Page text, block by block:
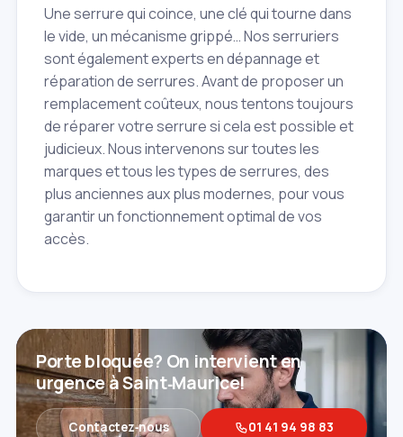
Une serrure qui coince, une clé qui tourne dans
le vide, un mécanisme grippé… Nos serruriers
sont également experts en dépannage et
réparation de serrures. Avant de proposer un
remplacement coûteux, nous tentons toujours
de réparer votre serrure si cela est possible et
judicieux. Nous intervenons sur toutes les
marques et tous les types de serrures, des
plus anciennes aux plus modernes, pour vous
garantir un fonctionnement optimal de vos
accès.
Porte bloquée? On intervient en
urgence à Saint‑Maurice!
Contactez‑nous 01 41 94 98 83